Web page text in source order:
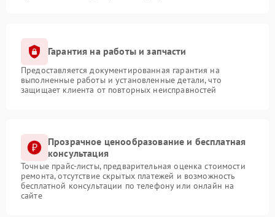
Гарантия на работы и запчасти
Предоставляется документированная гарантия на
выполненные работы и установленные детали, что
защищает клиента от повторных неисправностей
Прозрачное ценообразование и бесплатная
консультация
Точные прайс-листы, предварительная оценка стоимости
ремонта, отсутствие скрытых платежей и возможность
бесплатной консультации по телефону или онлайн на
сайте